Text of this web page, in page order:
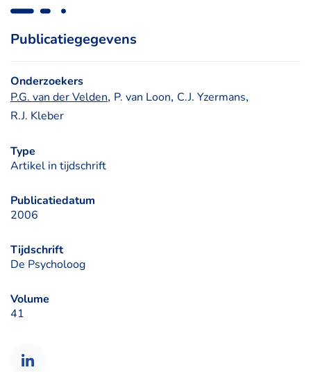
Publicatiegegevens
Onderzoekers
P.G. van der Velden, P. van Loon, C.J. Yzermans,
R.J. Kleber
Type
Artikel in tijdschrift
Publicatiedatum
2006
Tijdschrift
De Psycholoog
Volume
41